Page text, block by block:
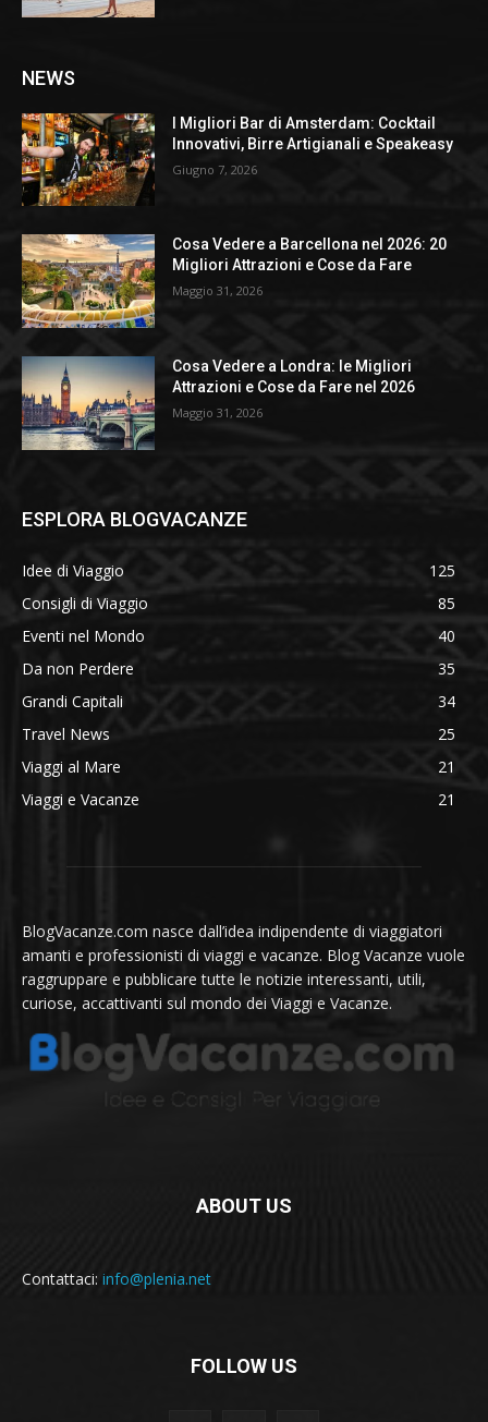
NEWS
I Migliori Bar di Amsterdam: Cocktail
Innovativi, Birre Artigianali e Speakeasy
Giugno 7, 2026
Cosa Vedere a Barcellona nel 2026: 20
Migliori Attrazioni e Cose da Fare
Maggio 31, 2026
Cosa Vedere a Londra: le Migliori
Attrazioni e Cose da Fare nel 2026
Maggio 31, 2026
ESPLORA BLOGVACANZE
Idee di Viaggio
125
Consigli di Viaggio
85
Eventi nel Mondo
40
Da non Perdere
35
Grandi Capitali
34
Travel News
25
Viaggi al Mare
21
Viaggi e Vacanze
21
BlogVacanze.com nasce dall’idea indipendente di viaggiatori
amanti e professionisti di viaggi e vacanze. Blog Vacanze vuole
raggruppare e pubblicare tutte le notizie interessanti, utili,
curiose, accattivanti sul mondo dei Viaggi e Vacanze.
ABOUT US
Contattaci: info@plenia.net
FOLLOW US